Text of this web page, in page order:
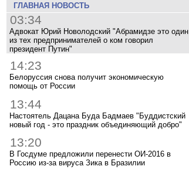
ГЛАВНАЯ НОВОСТЬ
03:34
Адвокат Юрий Новолодский "Абрамидзе это один
из тех предпринимателей о ком говорил
президент Путин"
14:23
Белоруссия снова получит экономическую
помощь от России
13:44
Настоятель Дацана Буда Бадмаев "Буддистский
новый год - это праздник объединяющий добро"
13:20
В Госдуме предложили перенести ОИ-2016 в
Россию из-за вируса Зика в Бразилии